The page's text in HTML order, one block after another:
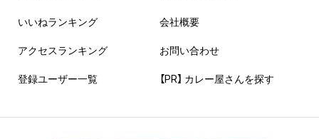
いいねランキング
アクセスランキング
登録ユーザー一覧
会社概要
お問い合わせ
【PR】 カレー屋さんを探す